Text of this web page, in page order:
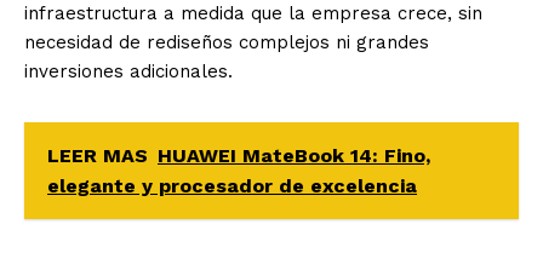
infraestructura a medida que la empresa crece, sin
necesidad de rediseños complejos ni grandes
inversiones adicionales.
LEER MAS HUAWEI MateBook 14: Fino,
elegante y procesador de excelencia